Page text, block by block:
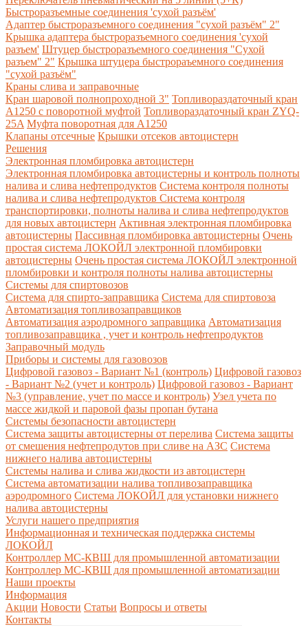
Быстроразъемные соединения 'сухой разъём'
Адаптер быстроразъемного соединения "сухой разъём" 2"
Крышка адаптера быстроразъемного соединения 'сухой
разъем' Штуцер быстроразъемного соединения "Сухой
разъем" 2" Крышка штуцера быстрораъемного соединения
"сухой разъём"
Краны слива и заправочные
Кран шаровой полнопроходной 3" Топливораздаточный кран
A1250 с поворотной муфтой Топливораздаточный кран ZYQ-
25A Муфта поворотная для А1250
Клапаны отсечные Крышки отсеков автоцистерн
Решения
Электронная пломбировка автоцистерн
Электронная пломбировка автоцистерны и контроль полноты
налива и слива нефтепродуктов Система контроля полноты
налива и слива нефтепродуктов Система контроля
транспортировки, полноты налива и слива нефтепродуктов
для новых автоцистерн Активная электронная пломбировка
автоцистерны Пассивная пломбировка автоцистерны Очень
простая система ЛОКОЙЛ электронной пломбировки
автоцистерны Очень простая система ЛОКОЙЛ электронной
пломбировки и контроля полноты налива автоцистерны
Системы для спиртовозов
Система для спирто-заправщика Система для спиртовоза
Автоматизация топливозаправщиков
Автоматизация аэродромного заправщика Автоматизация
топливозаправщика , учет и контроль нефтепродуктов
Заправочный модуль
Приборы и системы для газовозов
Цифровой газовоз - Вариант №1 (контроль) Цифровой газовоз
- Вариант №2 (учет и контроль) Цифровой газовоз - Вариант
№3 (управление, учет по массе и контроль) Узел учета по
массе жидкой и паровой фазы пропан бутана
Системы безопасности автоцистерн
Система защиты автоцистерны от перелива Система защиты
от смешения нефтепродутов при сливе на АЗС Система
нижнего налива автоцистерны
Системы налива и слива жидкости из автоцистерн
Система автоматизации налива топливозаправщика
аэродромного Система ЛОКОЙЛ для установки нижнего
налива автоцистерны
Услуги нашего предприятия
Информационная и техническая поддержка системы
ЛОКОЙЛ
Контроллер МС-КВШ для промышленной автоматизации
Контроллер МС-КВШ для промышленной автоматизации
Наши проекты
Информация
Акции Новости Статьи Вопросы и ответы
Контакты